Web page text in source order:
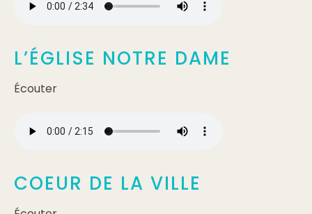
L’ÉGLISE NOTRE DAME
Écouter
COEUR DE LA VILLE